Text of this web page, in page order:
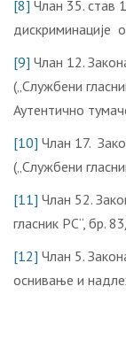
[8] Члан 35. став
дискриминације
[9] Члан 12.
(„Службени
Аутентично
[10] Члан 17.
(„Службени
[11] Члан 52.
гласник РС“, бр.
[12] Члан 5.
оснивање и